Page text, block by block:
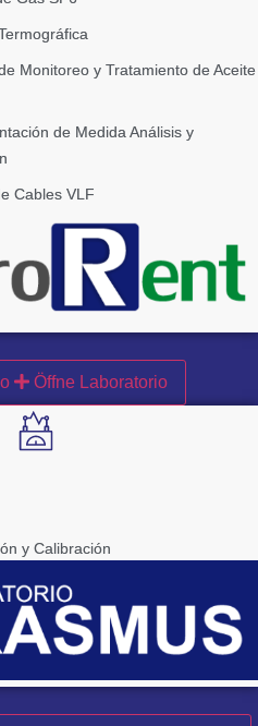
Monitoreo y Tratamiento de Aceite
de Medida Análisis y
Cables VLF
Öffne Laboratorio
y Calibración